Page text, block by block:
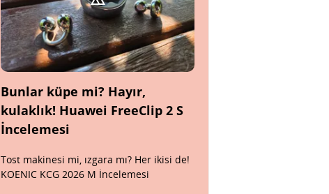
Bunlar küpe mi? Hayır,
kulaklık! Huawei FreeClip 2 S
İncelemesi
Tost makinesi mi, ızgara mı? Her ikisi de!
KOENIC KCG 2026 M İncelemesi